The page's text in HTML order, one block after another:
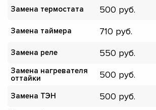
Замена термостата 500
Замена таймера 710
Замена реле 550
Замена нагревателя
оттайки
500
Замена ТЭН 500